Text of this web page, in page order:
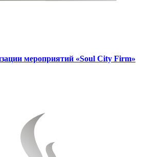
мероприятий «Soul City Firm»